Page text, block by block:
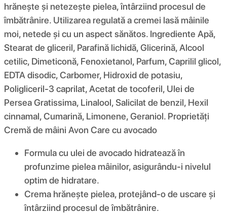
hrănește și netezește pielea, întârziind procesul de
îmbătrânire. Utilizarea regulată a cremei lasă mâinile
moi, netede și cu un aspect sănătos. Ingrediente Apă,
Stearat de gliceril, Parafină lichidă, Glicerină, Alcool
cetilic, Dimeticonă, Fenoxietanol, Parfum, Caprilil glicol,
EDTA disodic, Carbomer, Hidroxid de potasiu,
Poligliceril-3 caprilat, Acetat de tocoferil, Ulei de
Persea Gratissima, Linalool, Salicilat de benzil, Hexil
cinnamal, Cumarină, Limonene, Geraniol. Proprietăți
Cremă de mâini Avon Care cu avocado
Formula cu ulei de avocado hidratează în
profunzime pielea mâinilor, asigurându-i nivelul
optim de hidratare.
Crema hrănește pielea, protejând-o de uscare și
întârziind procesul de îmbătrânire.